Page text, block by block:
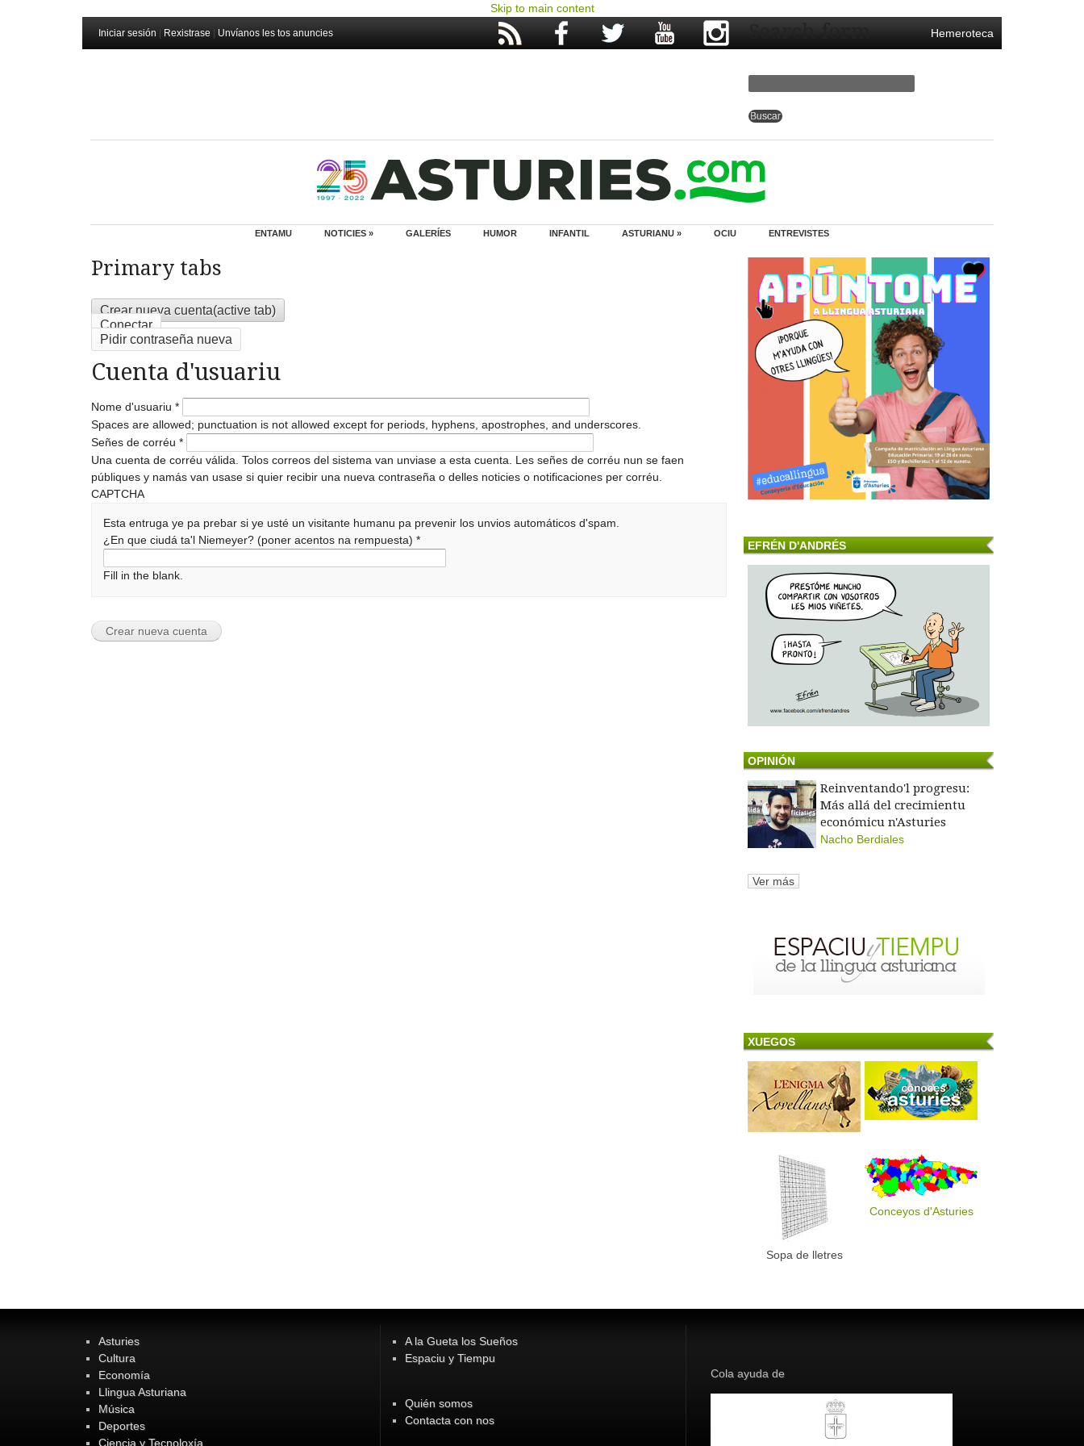
Skip to main content
Iniciar sesión Rexistrase Unvíanos les tos anuncies Hemeroteca
Search form
ENTAMU NOTICIES » GALERÍES HUMOR INFANTIL ASTURIANU » OCIU ENTREVISTES
Primary tabs
Crear nueva cuenta(active tab)
Conectar
Pidir contraseña nueva
Cuenta d'usuariu
Nome d'usuariu *
Spaces are allowed; punctuation is not allowed except for periods, hyphens, apostrophes, and underscores.
Señes de corréu *
Una cuenta de corréu válida. Tolos correos del sistema van unviase a esta cuenta. Les señes de corréu nun se faen
públiques y namás van usase si quier recibir una nueva contraseña o delles noticies o notificaciones per corréu.
CAPTCHA
Esta entruga ye pa prebar si ye usté un visitante humanu pa prevenir los unvios automáticos d'spam.
¿En que ciudá ta'l Niemeyer? (poner acentos na rempuesta)*
Fill in the blank.
EFRÉN D'ANDRÉS
OPINIÓN
Reinventando'l progresu:
Más allá del crecimientu
económicu n'Asturies
Nacho Berdiales
Ver más
XUEGOS
Sopa de lletres
Conceyos d'Asturies
Asturies
Cultura
Economía
Llingua Asturiana
Música
Deportes
Ciencia y Tecnoloxía
A la Gueta los Sueños
Espaciu y Tiempu
Quién somos
Contacta con nos
Cola ayuda de